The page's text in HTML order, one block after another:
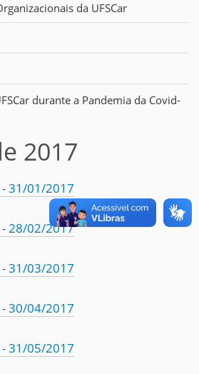
da UFSCar
durante a Pandemia da Covid-
2017
31/01/2017
28/02/2017
31/03/2017
30/04/2017
31/05/2017